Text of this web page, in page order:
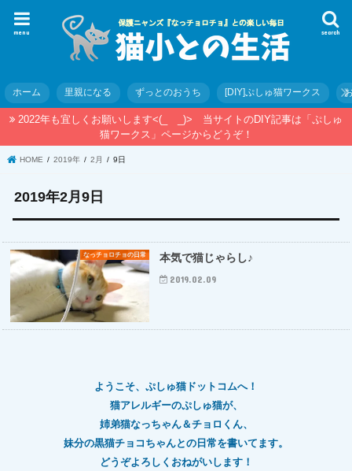
search
menu
ホーム 里親になる ずっとのおうち [DIY]ぷしゅ猫ワークス
2022年も宜しくお願いします<(_ _)> 当サイトのDIY記事は「ぷしゅ
猫ワークス」ページからどうぞ！
HOME 2019年 2月 9日
2019年2月9日
なっチョロチョの日常 本気で猫じゃらし♪
2019.02.09
ようこそ、ぷしゅ猫ドットコムへ！
猫アレルギーのぷしゅ猫が、
姉弟猫なっちゃん＆チョロくん、
妹分の黒猫チョコちゃんとの日常を書いてます。
どうぞよろしくおねがいします！